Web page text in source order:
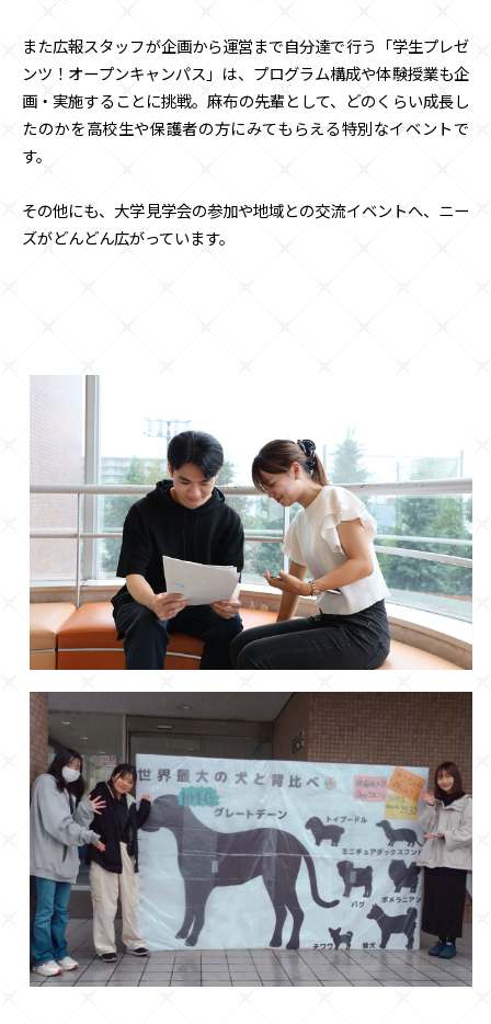
また広報スタッフが企画から運営まで自分達で行う「学生プレゼ
ンツ！オープンキャンパス」は、プログラム構成や体験授業も企
画・実施することに挑戦。麻布の先輩として、どのくらい成長し
たのかを高校生や保護者の方にみてもらえる特別なイベントで
す。
その他にも、大学見学会の参加や地域との交流イベントへ、ニー
ズがどんどん広がっています。